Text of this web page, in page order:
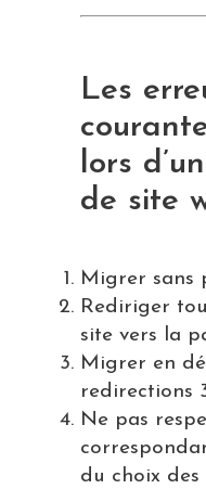
Les
lors
de site
Migrer sans
Rediriger
site vers la
Migrer en
redirections
Ne pas
du choix des